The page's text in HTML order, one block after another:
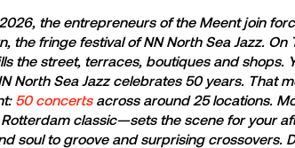
the entrepreneurs of the Meent join
the fringe festival of NN North Sea Jazz.
the street, terraces, boutiques and shops.
North Sea Jazz celebrates 50 years. That
50 concertsacross around 25 locations.
classic—sets the scene for your
soul to groove and surprising crossovers.